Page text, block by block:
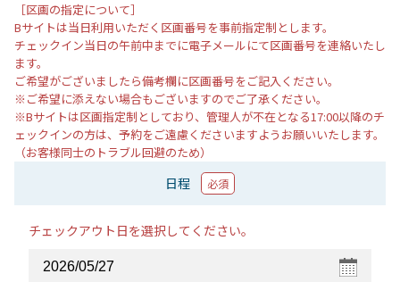
［区画の指定について］
Bサイトは当日利用いただく区画番号を事前指定制とします。
チェックイン当日の午前中までに電子メールにて区画番号を連絡いたし
ます。
ご希望がございましたら備考欄に区画番号をご記入ください。
※ご希望に添えない場合もございますのでご了承ください。
※Bサイトは区画指定制としており、管理人が不在となる17:00以降のチ
ェックインの方は、予約をご遠慮くださいますようお願いいたします。
（お客様同士のトラブル回避のため）
日程 必須
チェックアウト日を選択してください。